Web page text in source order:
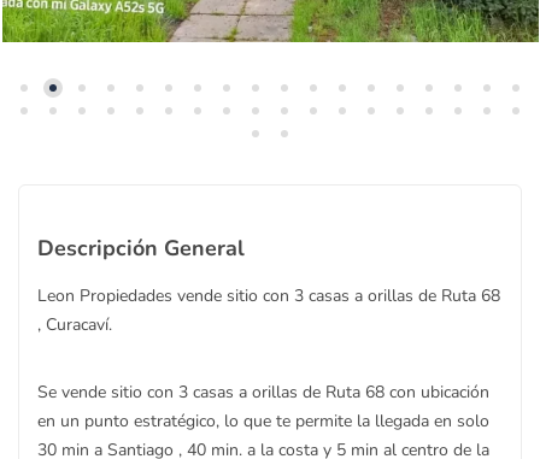
Descripción General
Leon Propiedades vende sitio con 3 casas a orillas de Ruta 68
, Curacaví.
Se vende sitio con 3 casas a orillas de Ruta 68 con ubicación
en un punto estratégico, lo que te permite la llegada en solo
30 min a Santiago , 40 min. a la costa y 5 min al centro de la